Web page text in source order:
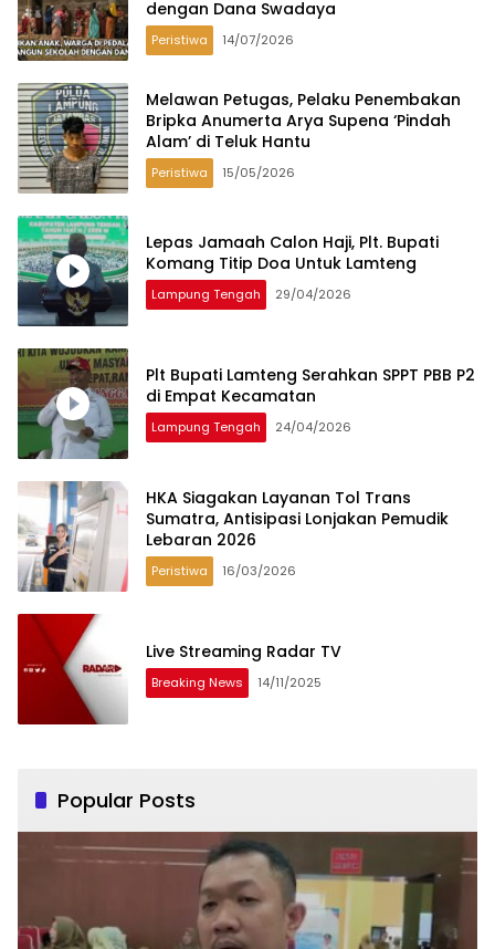
dengan Dana Swadaya
Peristiwa 14/07/2026
Melawan Petugas, Pelaku Penembakan
Bripka Anumerta Arya Supena ‘Pindah
Alam’ di Teluk Hantu
Peristiwa 15/05/2026
Lepas Jamaah Calon Haji, Plt. Bupati
Komang Titip Doa Untuk Lamteng
Lampung Tengah 29/04/2026
Plt Bupati Lamteng Serahkan SPPT PBB P2
di Empat Kecamatan
Lampung Tengah 24/04/2026
HKA Siagakan Layanan Tol Trans
Sumatra, Antisipasi Lonjakan Pemudik
Lebaran 2026
Peristiwa 16/03/2026
Live Streaming Radar TV
Breaking News 14/11/2025
Popular Posts